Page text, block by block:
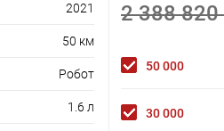
2021
50 км
Робот
1.6 л
2 388
50 000
30 000